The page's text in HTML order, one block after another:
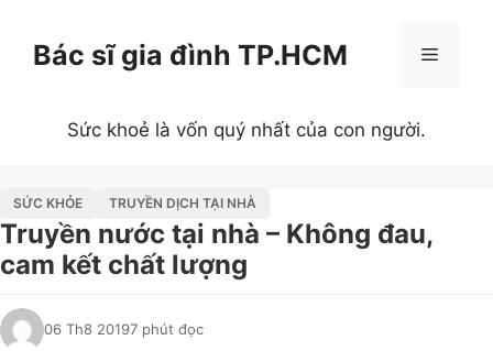
Bác sĩ gia đình TP.HCM Menu
Sức khoẻ là vốn quý nhất của con người.
SỨC KHỎE TRUYỀN DỊCH TẠI NHÀ
Truyền nước tại nhà – Không đau,
cam kết chất lượng
06 Th8 20197 phút đọc